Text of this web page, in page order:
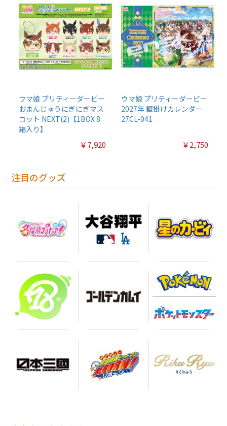
ウマ娘 プリティーダービー
おまんじゅうにぎにぎマス
コット NEXT(2)【1BOX 8
箱入り】
￥7,920
ウマ娘 プリティーダービー
2027年 壁掛けカレンダー
27CL-041
￥2,750
注目のグッズ